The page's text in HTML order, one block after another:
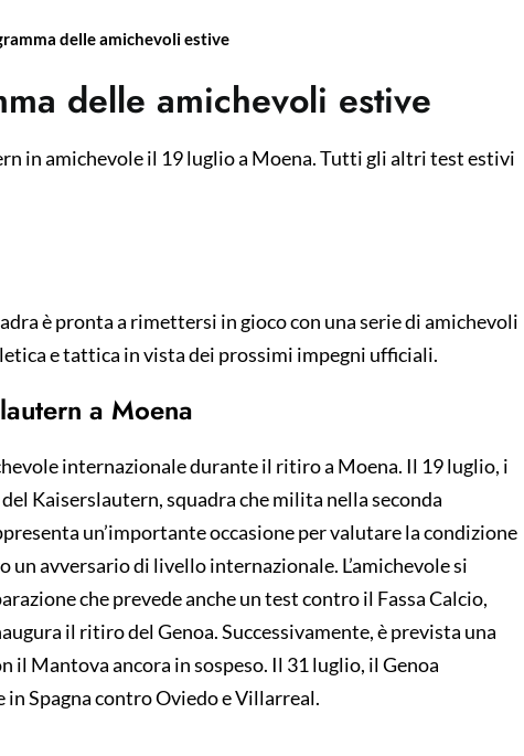
delle amichevoli estive
delle amichevoli estive
in amichevole il 19 luglio a Moena. Tutti gli altri test estivi
è pronta a rimettersi in gioco con una serie di amichevoli
e tattica in vista dei prossimi impegni ufficiali.
a Moena
internazionale durante il ritiro a Moena. Il 19 luglio, i
Kaiserslautern, squadra che milita nella seconda
un’importante occasione per valutare la condizione
avversario di livello internazionale. L’amichevole si
che prevede anche un test contro il Fassa Calcio,
il ritiro del Genoa. Successivamente, è prevista una
il Mantova ancora in sospeso. Il 31 luglio, il Genoa
Spagna contro Oviedo e Villarreal.